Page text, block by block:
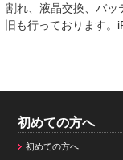
割れ、液晶交換、バッ
旧も行っております
初めての方へ
初めての方へ